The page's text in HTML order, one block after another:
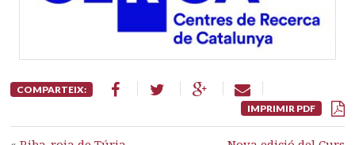
COMPARTEIX:
IMPRIMIR PDF